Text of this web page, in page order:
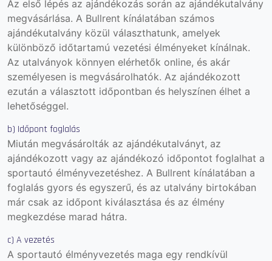
Az első lépés az ajándékozás során az ajándékutalvány
megvásárlása. A Bullrent kínálatában számos
ajándékutalvány közül választhatunk, amelyek
különböző időtartamú vezetési élményeket kínálnak.
Az utalványok könnyen elérhetők online, és akár
személyesen is megvásárolhatók. Az ajándékozott
ezután a választott időpontban és helyszínen élhet a
lehetőséggel.
b) Időpont foglalás
Miután megvásárolták az ajándékutalványt, az
ajándékozott vagy az ajándékozó időpontot foglalhat a
sportautó élményvezetéshez. A Bullrent kínálatában a
foglalás gyors és egyszerű, és az utalvány birtokában
már csak az időpont kiválasztása és az élmény
megkezdése marad hátra.
c) A vezetés
A sportautó élményvezetés maga egy rendkívül